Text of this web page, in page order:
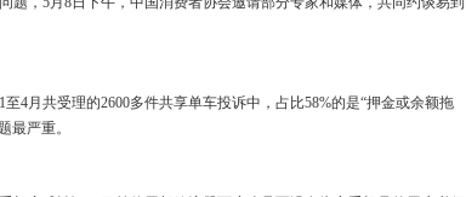
4月共受理的2600多件共享单车投诉中，占比58%的是“押金或余额拖
最严重。